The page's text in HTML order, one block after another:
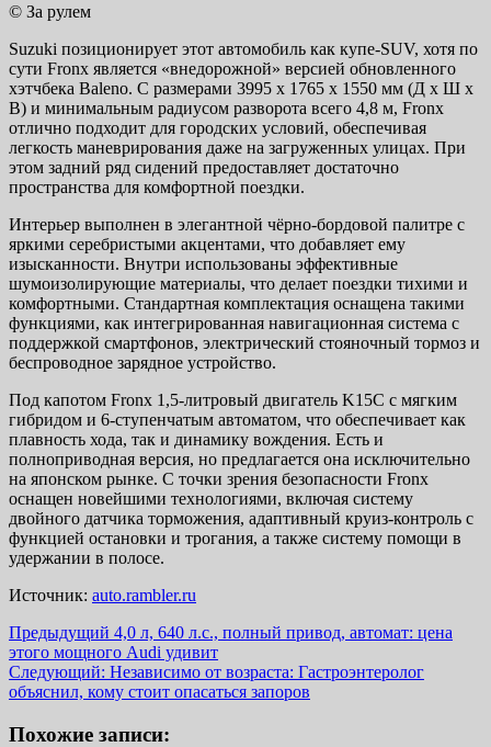
© За рулем
Suzuki позиционирует этот автомобиль как купе-SUV, хотя по
сути Fronx является «внедорожной» версией обновленного
хэтчбека Baleno. С размерами 3995 х 1765 х 1550 мм (Д х Ш х
В) и минимальным радиусом разворота всего 4,8 м, Fronx
отлично подходит для городских условий, обеспечивая
легкость маневрирования даже на загруженных улицах. При
этом задний ряд сидений предоставляет достаточно
пространства для комфортной поездки.
Интерьер выполнен в элегантной чёрно-бордовой палитре с
яркими серебристыми акцентами, что добавляет ему
изысканности. Внутри использованы эффективные
шумоизолирующие материалы, что делает поездки тихими и
комфортными. Стандартная комплектация оснащена такими
функциями, как интегрированная навигационная система с
поддержкой смартфонов, электрический стояночный тормоз и
беспроводное зарядное устройство.
Под капотом Fronx 1,5-литровый двигатель K15C с мягким
гибридом и 6-ступенчатым автоматом, что обеспечивает как
плавность хода, так и динамику вождения. Есть и
полноприводная версия, но предлагается она исключительно
на японском рынке. С точки зрения безопасности Fronx
оснащен новейшими технологиями, включая систему
двойного датчика торможения, адаптивный круиз-контроль с
функцией остановки и трогания, а также систему помощи в
удержании в полосе.
Источник: auto.rambler.ru
Навигация
записи
Предыдущий 4,0 л, 640 л.с., полный привод, автомат: цена
этого мощного Audi удивит
Следующий: Независимо от возраста: Гастроэнтеролог
объяснил, кому стоит опасаться запоров
Похожие записи: